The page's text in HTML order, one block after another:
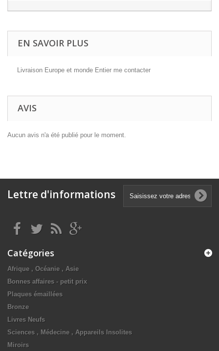
EN SAVOIR PLUS
Livraison Europe et monde Entier me contacter
AVIS
Aucun avis n'a été publié pour le moment.
Lettre d'informations
Catégories
Afrique , Océanie , Asie
Bonnes affaires - petit prix
Plaques émaillées
Bronze
Livres Neufs
Sciences , Médecine , Appareils Insolites
Miroirs